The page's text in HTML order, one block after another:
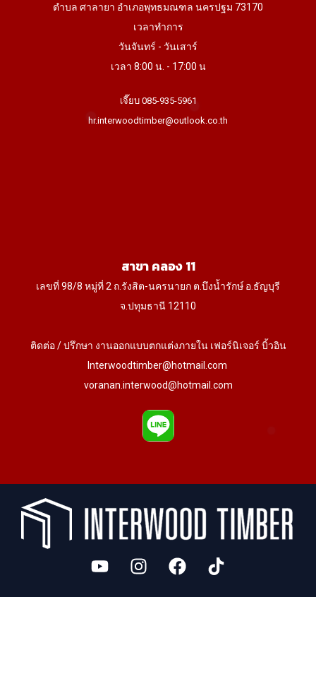
ตำบล ศาลายา อำเภอพุทธมณฑล นครปฐม 73170
เวลาทำการ
วันจันทร์ - วันเสาร์
เวลา 8:00 น. - 17:00 น
เจี๊ยบ 085-935-5961
hr.interwoodtimber@outlook.co.th
สาขา คลอง 11
เลขที่ 98/8 หมู่ที่ 2 ถ.รังสิต-นครนายก ต.บึงน้ำรักษ์ อ.ธัญบุรี
จ.ปทุมธานี 12110
ติดต่อ / ปรึกษา งานออกแบบตกแต่งภายใน เฟอร์นิเจอร์ บิ้วอิน
Interwoodtimber@hotmail.com
voranan.interwood@hotmail.com